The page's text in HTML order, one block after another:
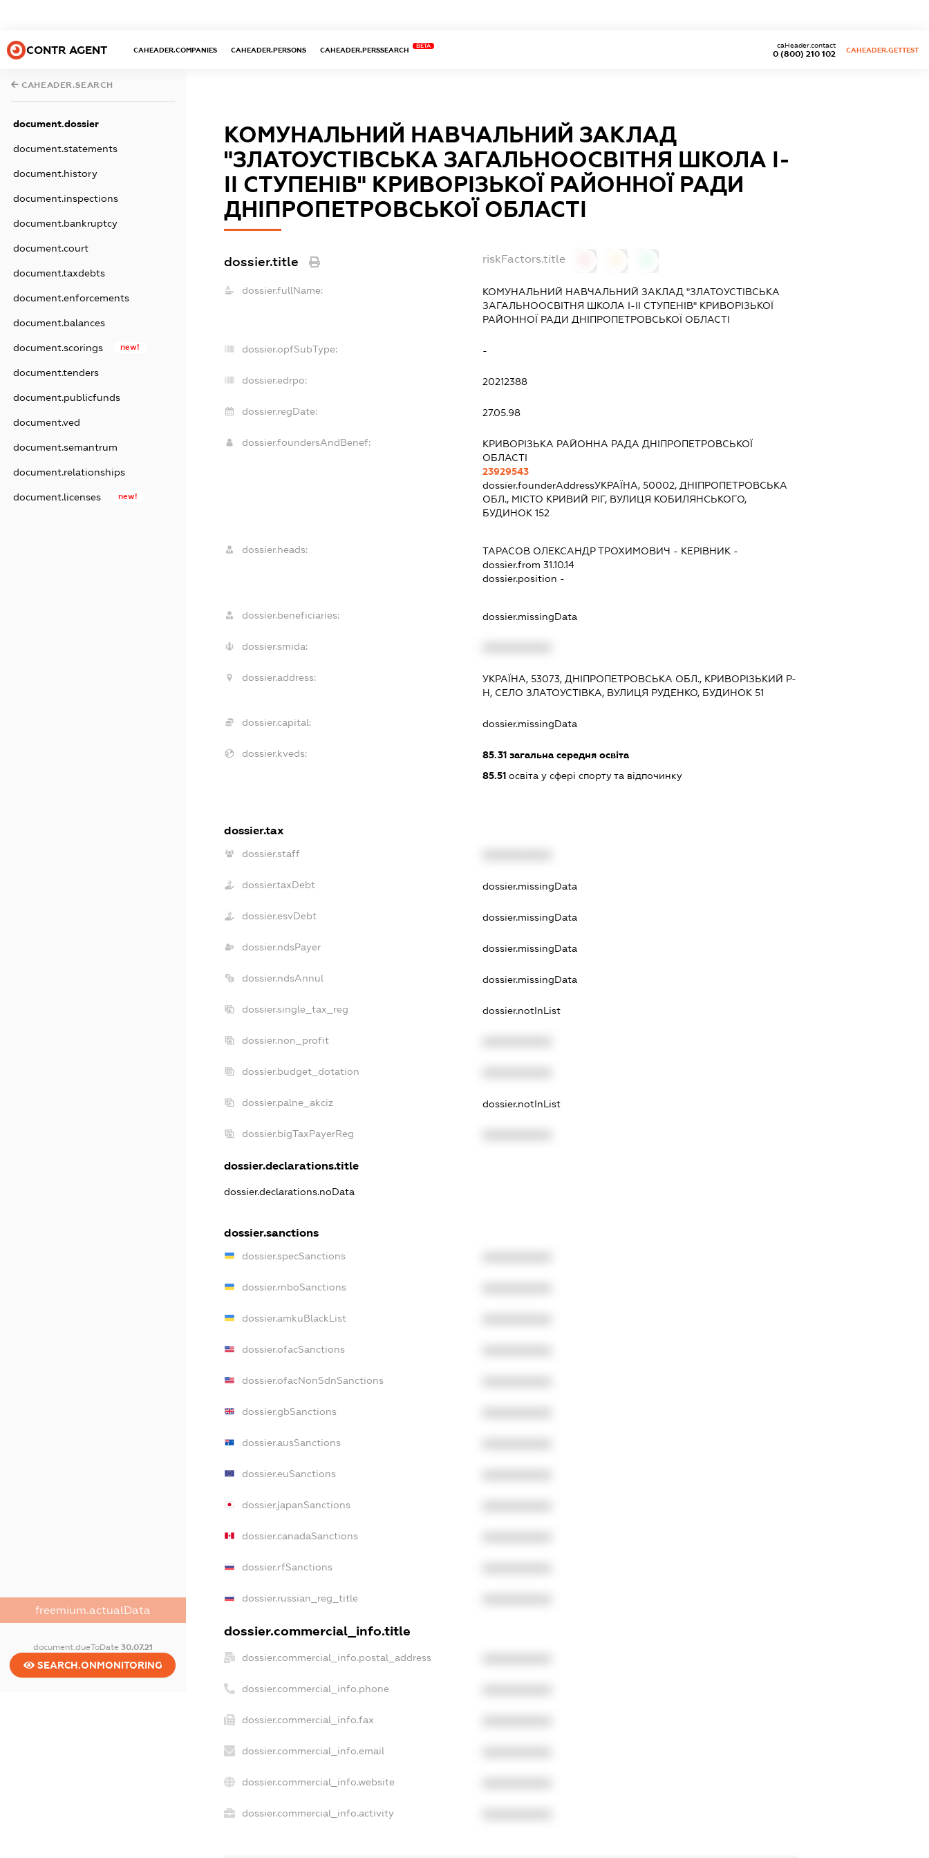
CONTR AGENT CAHEADER.COMPANIES CAHEADER.PERSONS CAHEADER.PERSSEARCH
BETA
0 (800) 210 102
caHeader.contact
CAHEADER.GETTEST
CAHEADER.SEARCH
document.dossier
document.statements
document.history
document.inspections
document.bankruptcy
document.court
document.taxdebts
document.enforcements
document.balances
document.scorings new!
document.tenders
document.publicfunds
document.ved
document.semantrum
document.relationships
document.licenses new!
freemium.actualData
document.dueToDate 30.07.21
SEARCH.ONMONITORING
КОМУНАЛЬНИЙ НАВЧАЛЬНИЙ ЗАКЛАД
"ЗЛАТОУСТІВСЬКА ЗАГАЛЬНООСВІТНЯ ШКОЛА І-
ІІ СТУПЕНІВ" КРИВОРІЗЬКОЇ РАЙОННОЇ РАДИ
ДНІПРОПЕТРОВСЬКОЇ ОБЛАСТІ
dossier.title riskFactors.title
dossier.fullName:
КОМУНАЛЬНИЙ НАВЧАЛЬНИЙ ЗАКЛАД "ЗЛАТОУСТІВСЬКА
ЗАГАЛЬНООСВІТНЯ ШКОЛА І-ІІ СТУПЕНІВ" КРИВОРІЗЬКОЇ
РАЙОННОЇ РАДИ ДНІПРОПЕТРОВСЬКОЇ ОБЛАСТІ
dossier.opfSubType: -
dossier.edrpo: 20212388
dossier.regDate: 27.05.98
dossier.foundersAndBenef:
КРИВОРІЗЬКА РАЙОННА РАДА ДНІПРОПЕТРОВСЬКОЇ
ОБЛАСТІ
23929543
dossier.founderAddressУКРАЇНА, 50002, ДНІПРОПЕТРОВСЬКА
ОБЛ., МІСТО КРИВИЙ РІГ, ВУЛИЦЯ КОБИЛЯНСЬКОГО,
БУДИНОК 152
dossier.heads: ТАРАСОВ ОЛЕКСАНДР ТРОХИМОВИЧ - КЕРІВНИК -
dossier.from 31.10.14
dossier.position -
dossier.beneficiaries: dossier.missingData
dossier.smida:
dossier.address:
УКРАЇНА, 53073, ДНІПРОПЕТРОВСЬКА ОБЛ., КРИВОРІЗЬКИЙ Р-
Н, СЕЛО ЗЛАТОУСТІВКА, ВУЛИЦЯ РУДЕНКО, БУДИНОК 51
dossier.capital: dossier.missingData
dossier.kveds: 85.31загальна середня освіта
85.51освіта у сфері спорту та відпочинку
dossier.tax
dossier.staff
dossier.taxDebt dossier.missingData
dossier.esvDebt dossier.missingData
dossier.ndsPayer dossier.missingData
dossier.ndsAnnul dossier.missingData
dossier.single_tax_reg dossier.notInList
dossier.non_profit
dossier.budget_dotation
dossier.palne_akciz dossier.notInList
dossier.bigTaxPayerReg
dossier.declarations.title
dossier.declarations.noData
dossier.sanctions
dossier.specSanctions
dossier.rnboSanctions
dossier.amkuBlackList
dossier.ofacSanctions
dossier.ofacNonSdnSanctions
dossier.gbSanctions
dossier.ausSanctions
dossier.euSanctions
dossier.japanSanctions
dossier.canadaSanctions
dossier.rfSanctions
dossier.russian_reg_title
dossier.commercial_info.title
dossier.commercial_info.postal_address
dossier.commercial_info.phone
dossier.commercial_info.fax
dossier.commercial_info.email
dossier.commercial_info.website
dossier.commercial_info.activity